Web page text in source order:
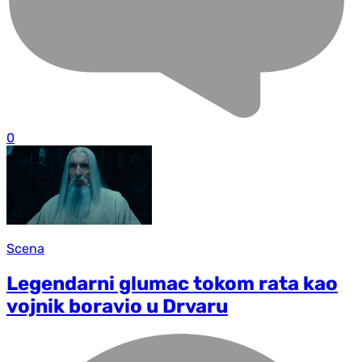
0
Scena
Legendarni glumac tokom rata kao
vojnik boravio u Drvaru